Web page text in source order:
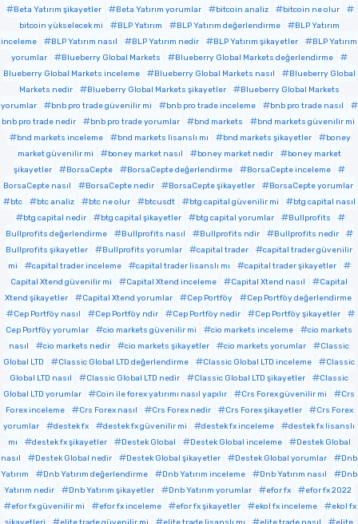
Beta Yatırım şikayetler
Beta Yatırım yorumlar bitcoin analiz
bitcoin ne olur
bitcoin yükselecek mi
BLP Yatırım BLP Yatırım değerlendirme
BLP Yatırım
inceleme
BLP Yatırım nasıl BLP Yatırım nedir BLP Yatırım şikayetler
BLP Yatırım
yorumlar
Blueberry Global Markets
Blueberry Global Markets değerlendirme
Blueberry Global Markets inceleme
Blueberry Global Markets nasıl
Blueberry Global
Markets nedir
Blueberry Global Markets şikayetler
Blueberry Global Markets
yorumlar
bnb pro trade güvenilir mi bnb pro trade inceleme
bnb pro trade nasıl
bnb pro trade nedir
bnb pro trade yorumlar bnd markets
bnd markets güvenilir mi
bnd markets inceleme
bnd markets lisanslı mı bnd markets şikayetler
boney
market güvenilir mi
boney market nasıl boney market nedir
boney market
şikayetler
BorsaCepte BorsaCepte değerlendirme
BorsaCepte inceleme
BorsaCepte nasıl
BorsaCepte nedir BorsaCepte şikayetler
BorsaCepte yorumlar
btc
btc analiz btc ne olur btcusdt btg capital güvenilir mi
btg capital nasıl
btg capital nedir
btg capital şikayetler btg capital yorumlar
Bullprofits
Bullprofits değerlendirme
Bullprofits nasıl Bullprofits ndir
Bullprofits nedir
Bullprofits şikayetler
Bullprofits yorumlar capital trader
capital trader güvenilir
mi
capital trader inceleme capital trader lisanslı mı
capital trader şikayetler
Capital Xtend güvenilir mi
Capital Xtend inceleme Capital Xtend nasıl
Capital
Xtend şikayetler
Capital Xtend yorumlar Cep Portföy
Cep Portföy değerlendirme
Cep Portföy nasıl
Cep Portföy ndir Cep Portföy nedir
Cep Portföy şikayetler
Cep Portföy yorumlar
cio markets güvenilir mi cio markets inceleme
cio markets
nasıl
cio markets nedir cio markets şikayetler cio markets yorumlar
Classic
Global LTD
Classic Global LTD değerlendirme Classic Global LTD inceleme
Classic
Global LTD nasıl
Classic Global LTD nedir Classic Global LTD şikayetler
Classic
Global LTD yorumlar
Coin ile forex yatırımı nasıl yapılır Crs Forex güvenilir mi
Crs
Forex inceleme
Crs Forex nasıl Crs Forex nedir Crs Forex şikayetler
Crs Forex
yorumlar
destek fx destek fx güvenilir mi destek fx inceleme
destek fx lisanslı
mı
destek fx şikayetler Destek Global Destek Global inceleme
Destek Global
nasıl
Destek Global nedir Destek Global şikayetler Destek Global yorumlar
Dnb
Yatırım
Dnb Yatırım değerlendirme Dnb Yatırım inceleme Dnb Yatırım nasıl
Dnb
Yatırım nedir
Dnb Yatırım şikayetler Dnb Yatırım yorumlar efor fx
efor fx 2022
efor fx güvenilir mi
efor fx inceleme efor fx şikayetler ekol fx inceleme
ekol fx